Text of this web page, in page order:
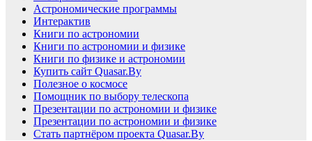
Астрономические программы
Интерактив
Книги по астрономии
Книги по астрономии и физике
Книги по физике и астрономии
Купить сайт Quasar.By
Полезное о космосе
Помощник по выбору телескопа
Презентации по астрономии и физике
Презентации по астрономии и физике
Стать партнёром проекта Quasar.By